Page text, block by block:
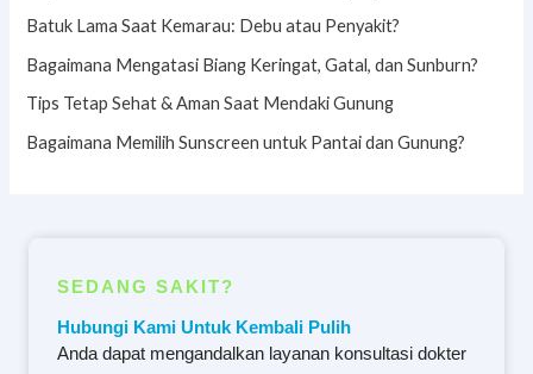
Batuk Lama Saat Kemarau: Debu atau Penyakit?
Bagaimana Mengatasi Biang Keringat, Gatal, dan Sunburn?
Tips Tetap Sehat & Aman Saat Mendaki Gunung
Bagaimana Memilih Sunscreen untuk Pantai dan Gunung?
SEDANG SAKIT?
Hubungi Kami Untuk Kembali Pulih
Anda dapat mengandalkan layanan konsultasi dokter